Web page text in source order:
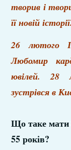
творив і
її новій історії.
26 лютого
Любомир
ювілей. 28
зустрівся в
Що таке мати
55 років?